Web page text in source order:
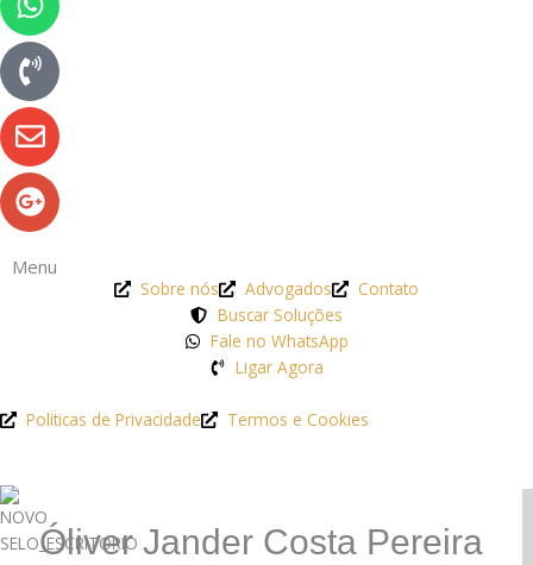
volume
plus
Menu
Sobre nós Advogados
Contato
Buscar Soluções
Fale no WhatsApp
Ligar Agora
Politicas de Privacidade Termos e Cookies
Óliver Jander Costa Pereira